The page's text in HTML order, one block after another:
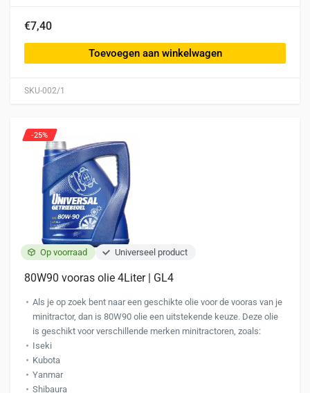
SKU-002/1
€7,40
Toevoegen aan winkelwagen
Op voorraad Universeel product
-25%
80W90 vooras olie 4Liter | GL4
Als je op zoek bent naar een geschikte olie voor de vooras van je
minitractor, dan is 80W90 olie een uitstekende keuze. Deze olie
is geschikt voor verschillende merken minitractoren, zoals:
Iseki
Kubota
Yanmar
Shibaura